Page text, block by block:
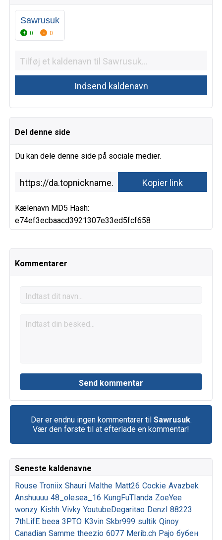
Sawrusuk
0 0
Del denne side
Du kan dele denne side på sociale medier.
Kælenavn MD5 Hash:
e74ef3ecbaacd3921307e33ed5fcf658
Kommentarer
Der er endnu ingen kommentarer til Sawrusuk.
Vær den første til at efterlade en kommentar!
Seneste kaldenavne
Rouse Troniix Shauri Malthe Matt26 Cockie Avazbek
Anshuuuu 48_olesea_16 KungFuTIanda ZoeYee
wonzy Kishh Vivky YoutubeDegaritao Denzl 88223
7thLifE beea 3PTO K3vin Skbr999 sultik Qinoy
Canadian Samme theezio 6077 Merib.ch Pajo бубен